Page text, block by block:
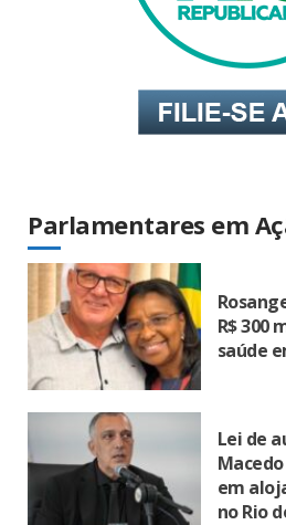
Parlamentares em
R$ 300
saúde
Lei de
em
no Rio